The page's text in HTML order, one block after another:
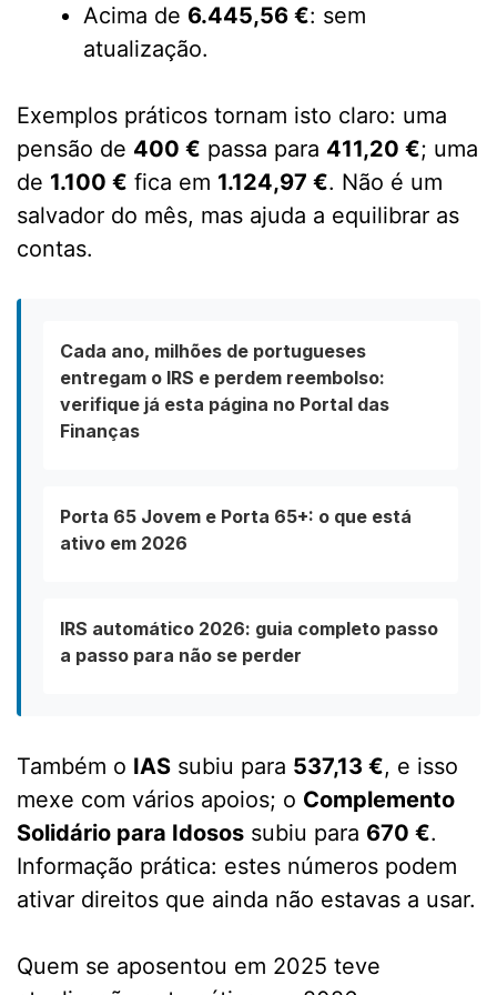
Acima de 6.445,56 €: sem
atualização.
Exemplos práticos tornam isto claro: uma
pensão de 400 € passa para 411,20 €; uma
de 1.100 € fica em 1.124,97 €. Não é um
salvador do mês, mas ajuda a equilibrar as
contas.
Cada ano, milhões de portugueses
entregam o IRS e perdem reembolso:
verifique já esta página no Portal das
Finanças
Porta 65 Jovem e Porta 65+: o que está
ativo em 2026
IRS automático 2026: guia completo passo
a passo para não se perder
Também o IAS subiu para 537,13 €, e isso
mexe com vários apoios; o Complemento
Solidário para Idosos subiu para 670 €.
Informação prática: estes números podem
ativar direitos que ainda não estavas a usar.
Quem se aposentou em 2025 teve